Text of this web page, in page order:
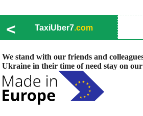
< TaxiUber7.com
We stand with our friends and
Ukraine in their time of need stay on our